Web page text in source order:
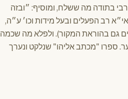
בתודה מה ששלח, ומוסיף: ״ובזה
רב הפעלים ובעל מידות וכו׳ ע״ה,
גם בהוראת המקור). ולפלא מה שכמה
ספרו "מכתב אליהו" שנלקט ונערך